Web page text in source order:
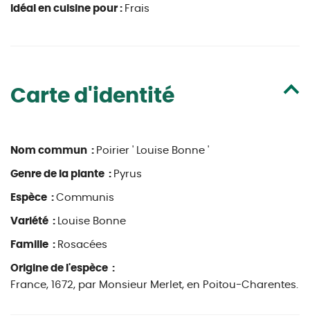
Idéal en cuisine pour : Frais
Carte d'identité
Nom commun : Poirier ' Louise Bonne '
Genre de la plante : Pyrus
Espèce : Communis
Variété : Louise Bonne
Famille : Rosacées
Origine de l'espèce :
France, 1672, par Monsieur Merlet, en Poitou-Charentes.